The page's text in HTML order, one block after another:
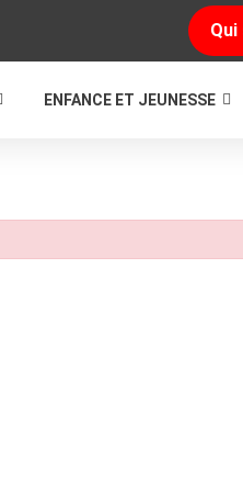
Qui
ENFANCE ET JEUNESSE